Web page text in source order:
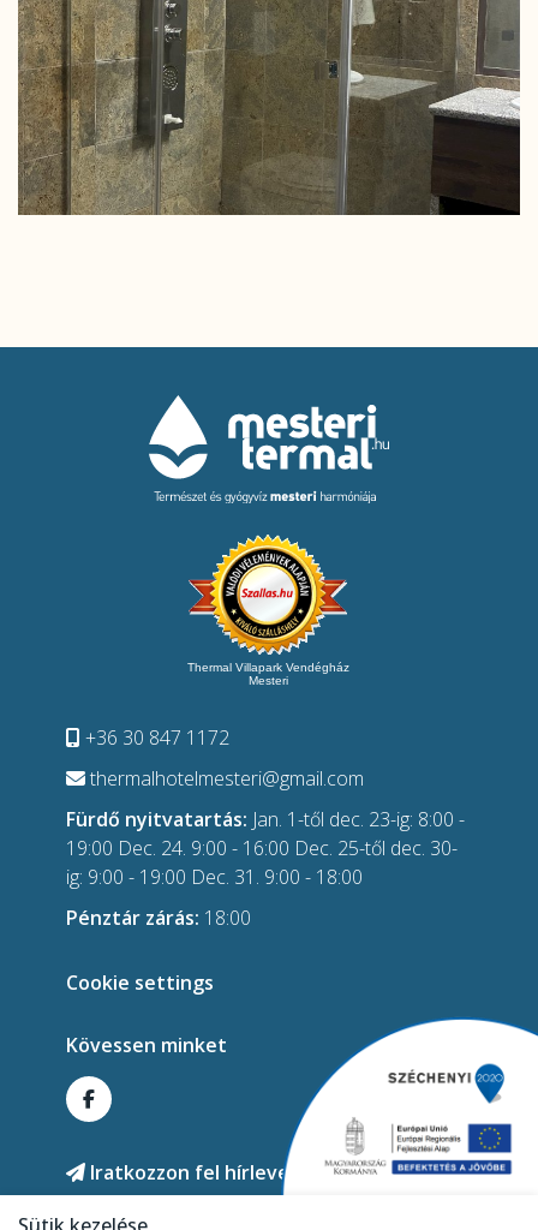
Thermal Villapark Vendégház
Mesteri
+36 30 847 1172
thermalhotelmesteri@gmail.com
Fürdő nyitvatartás: Jan. 1-től dec. 23-ig: 8:00 -
19:00 Dec. 24. 9:00 - 16:00 Dec. 25-től dec. 30-
ig: 9:00 - 19:00 Dec. 31. 9:00 - 18:00
Pénztár zárás: 18:00
Cookie settings
Kövessen minket
Iratkozzon fel hírlevelünkre!